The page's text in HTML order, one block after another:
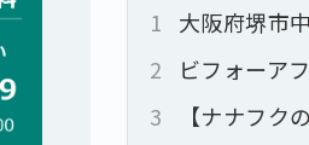
1
大阪府堺市
2
ビフォーア
3
【ナナフク